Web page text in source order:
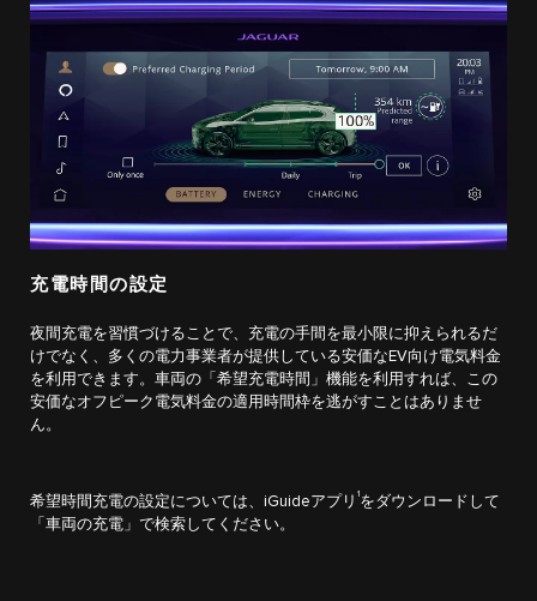
充電時間の設定
夜間充電を習慣づけることで、充電の手間を最小限に抑えられるだ
けでなく、多くの電力事業者が提供している安価なEV向け電気料金
を利用できます。車両の「希望充電時間」機能を利用すれば、この
安価なオフピーク電気料金の適用時間枠を逃がすことはありませ
ん。
希望時間充電の設定については、iGuideアプリ 1をダウンロードして
「車両の充電」で検索してください。